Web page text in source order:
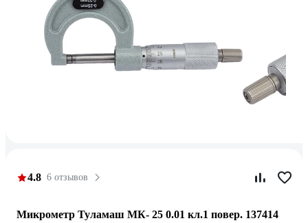
4.8 6 отзывов
Микрометр Туламаш МК- 25 0.01 кл.1 повер. 137414